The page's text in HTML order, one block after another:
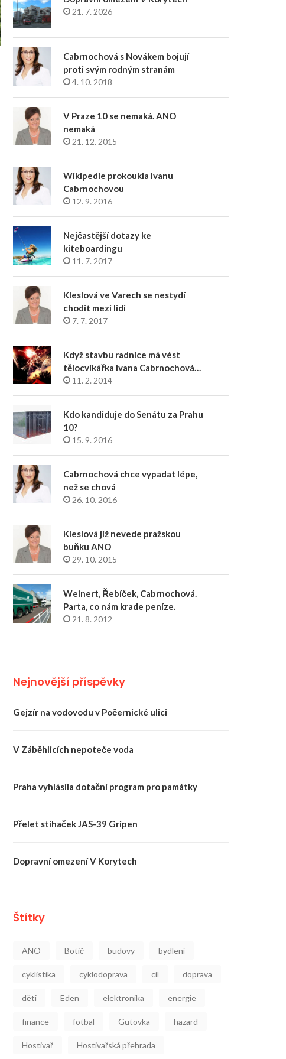
21. 7. 2026
Cabrnochová s Novákem bojují
proti svým rodným stranám
4. 10. 2018
V Praze 10 se nemaká. ANO
nemaká
21. 12. 2015
Wikipedie prokoukla Ivanu
Cabrnochovou
12. 9. 2016
Nejčastější dotazy ke
kiteboardingu
11. 7. 2017
Kleslová ve Varech se nestydí
chodit mezi lidi
7. 7. 2017
Když stavbu radnice má vést
tělocvikářka Ivana Cabrnochová…
11. 2. 2014
Kdo kandiduje do Senátu za Prahu
10?
15. 9. 2016
Cabrnochová chce vypadat lépe,
než se chová
26. 10. 2016
Kleslová již nevede pražskou
buňku ANO
29. 10. 2015
Weinert, Řebíček, Cabrnochová.
Parta, co nám krade peníze.
21. 8. 2012
Nejnovější příspěvky
Gejzír na vodovodu v Počernické ulici
V Záběhlicích nepoteče voda
Praha vyhlásila dotační program pro památky
Přelet stíhaček JAS-39 Gripen
Dopravní omezení V Korytech
Štítky
ANO Botič budovy bydlení
cyklistika cyklodoprava cíl doprava
děti Eden elektronika energie
finance fotbal Gutovka hazard
Hostivař Hostivařská přehrada